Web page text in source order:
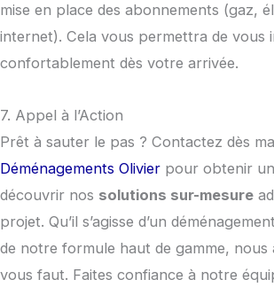
mise en place des abonnements (gaz,
internet). Cela vous permettra de vous
confortablement dès votre arrivée.
7. Appel à l’Action
Prêt à sauter le pas ? Contactez dès
Déménagements Olivier pour obtenir
découvrir nos solutions sur-mesure
projet. Qu’il s’agisse d’un
de notre formule haut de gamme, nous
vous faut. Faites confiance à notre